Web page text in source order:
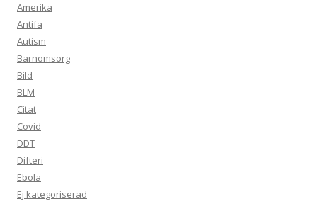
Amerika
Antifa
Autism
Barnomsorg
Bild
BLM
Citat
Covid
DDT
Difteri
Ebola
Ej kategoriserad